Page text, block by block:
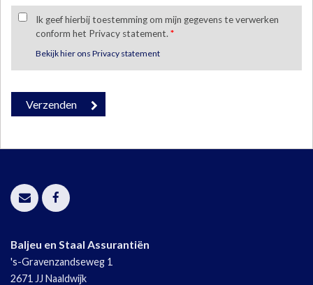
Ik geef hierbij toestemming om mijn gegevens te verwerken
conform het Privacy statement. *
Bekijk hier ons Privacy statement
Baljeu en Staal Assurantiën
's-Gravenzandseweg 1
2671 JJ Naaldwijk